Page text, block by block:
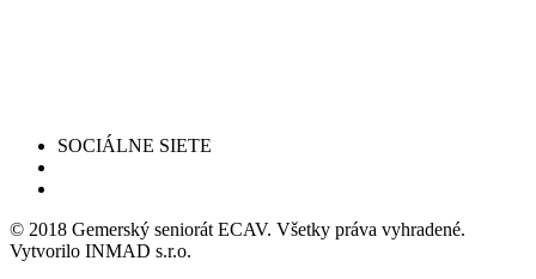
SOCIÁLNE SIETE
© 2018 Gemerský seniorát ECAV. Všetky práva vyhradené.
Vytvorilo INMAD s.r.o.